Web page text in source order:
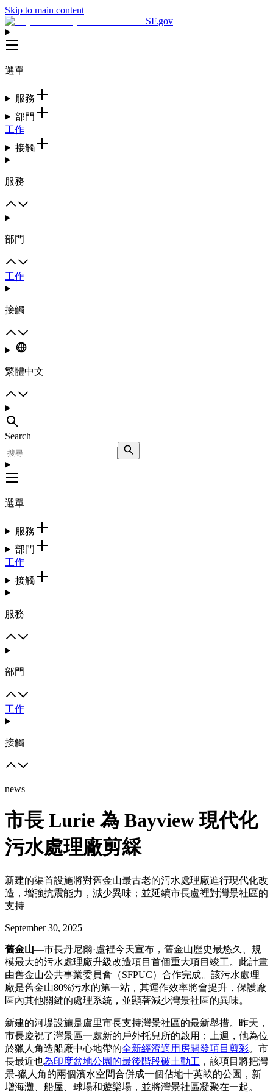
Skip to main content
SF.gov
選單
服務
部門
工作
接觸
服務
部門
工作
接觸
繁體中文
Search
選單
服務
部門
工作
接觸
服務
部門
工作
接觸
news
市長 Lurie 為 Bayview 現代化
污水處理廠剪綵
新建的渠首設施將對舊金山最古老的污水處理廠進行現代化改
造，增強抗震能力，減少異味；並延續市長盧裡對灣景社區的
支持
September 30, 2025
舊金山—市長丹尼爾·盧裡今天宣布，舊金山歷史最悠久、規
模最大的污水處理廠升級改造項目首個重大項目竣工。此計畫
由舊金山公共事業委員會（SFPUC）合作完成。該污水處理
廠是舊金山80%污水的第一站，其運作效率將會提升，保護廠
區內其他關鍵的處理系統，並顯著減少灣景社區的異味。
新建的河堤設施是盧里市長支持灣景社區的最新舉措。昨天，
市長慶祝了灣景區一處新的戶外托兒所的啟用；上週，他為位
於獵人角造船廠中心地帶的全新經濟適用房開發項目剪彩。市
長最近也為印度盆地公園的最後階段破土動工 ，該項目將把灣
景-獵人角的兩個濱水空間合併成一個佔地十英畝的公園，新
增海灘、船屋、球場和遊樂場，並將灣景社區凝聚在一起。